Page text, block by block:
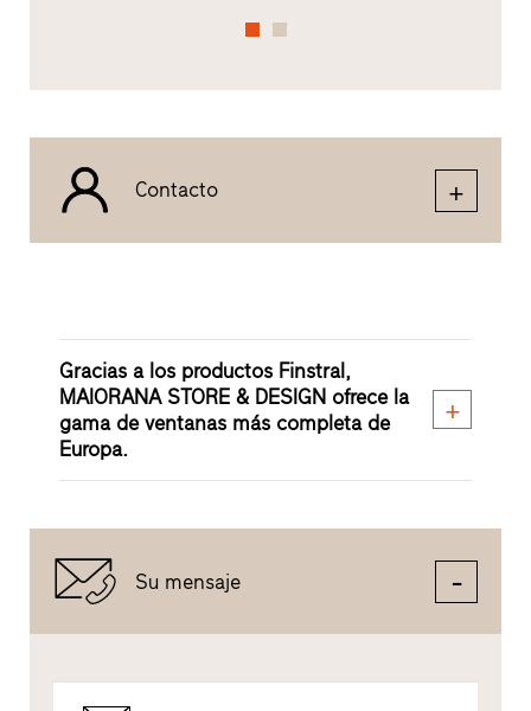
Contacto
Gracias a los productos Finstral,
MAIORANA STORE & DESIGN ofrece la
gama de ventanas más completa de
Europa.
Su mensaje